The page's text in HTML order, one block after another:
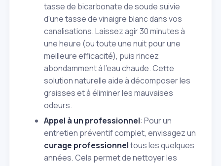
tasse de bicarbonate de soude suivie
d'une tasse de vinaigre blanc dans vos
canalisations. Laissez agir 30 minutes à
une heure (ou toute une nuit pour une
meilleure efficacité), puis rincez
abondamment à l'eau chaude. Cette
solution naturelle aide à décomposer les
graisses et à éliminer les mauvaises
odeurs.
Appel à un professionnel: Pour un
entretien préventif complet, envisagez un
curage professionneltous les quelques
années. Cela permet de nettoyer les